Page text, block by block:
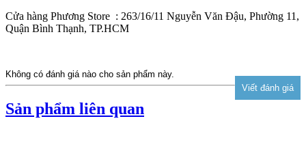
Cửa hàng Phương Store : 263/16/11 Nguyễn Văn Đậu, Phường 11,
Quận Bình Thạnh, TP.HCM
Không có đánh giá nào cho sản phẩm này.
Sản phẩm liên quan